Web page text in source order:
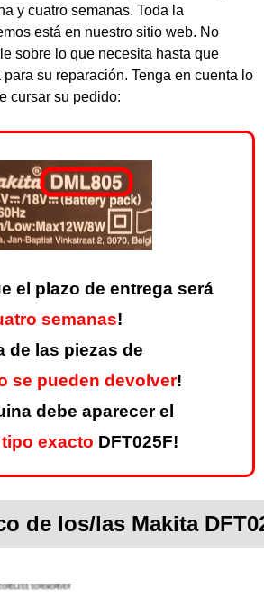
y cuatro semanas. Toda la
está en nuestro sitio web. No
sobre lo que necesita hasta que
su reparación. Tenga en cuenta lo
cursar su pedido:
el plazo de entrega será
semanas!
de las piezas de
se pueden devolver!
debe aparecer el
exacto DFT025F!
de los/las Makita